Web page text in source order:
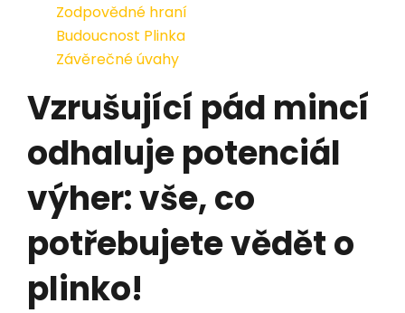
Zodpovědné hraní
Budoucnost Plinka
Závěrečné úvahy
Vzrušující pád mincí
odhaluje potenciál
výher: vše, co
potřebujete vědět o
plinko!